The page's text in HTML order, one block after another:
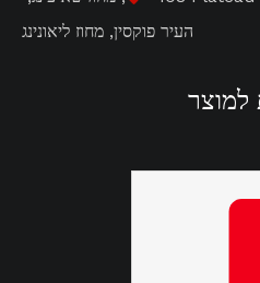
העיר פוקסין, מחוז ליאונינג
למוצר